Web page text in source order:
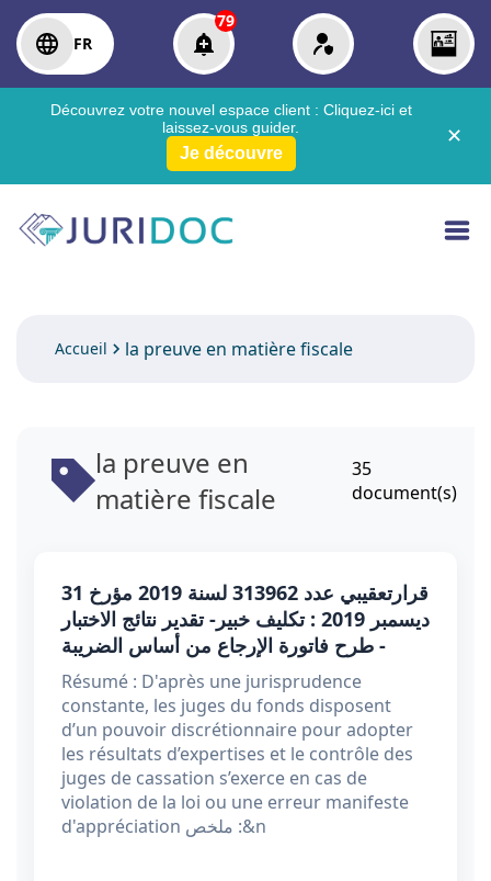
FR
79
Découvrez votre nouvel espace client : Cliquez-ici et
laissez-vous guider.
Je découvre
✕
Accueil la preuve en matière fiscale
la preuve en
matière fiscale
35
document(s)
قرارتعقيبي عدد 313962 ​​​​​​​لسنة 2019 مؤرخ 31
ديسمبر 2019 : تكليف خبير- تقدير نتائج الاختبار
- طرح فاتورة الإرجاع من أساس الضريبة
Résumé : D'après une jurisprudence
constante, les juges du fonds disposent
d’un pouvoir discrétionnaire pour adopter
les résultats d’expertises et le contrôle des
juges de cassation s’exerce en cas de
violation de la loi ou une erreur manifeste
d'appréciation ملخص :&n